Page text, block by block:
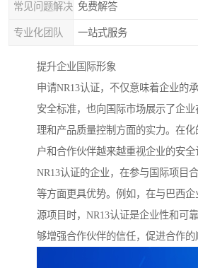
常见问题解决 免费解答
专业化团队 一站式服务
提升企业国际形象
申请NR13认证，不仅意味着企业的
安全标准，也向国际市场展示了企
理和产品质量控制方面的实力。在
户和合作伙伴越来越重视企业的安
NR13认证的企业，在参与国际项目
等方面更具优势。例如，在与巴西
源项目时，NR13认证是企业性和可
够增强合作伙伴的信任，促进合作的